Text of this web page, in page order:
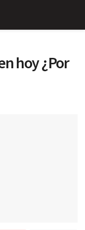
hoy ¿Por